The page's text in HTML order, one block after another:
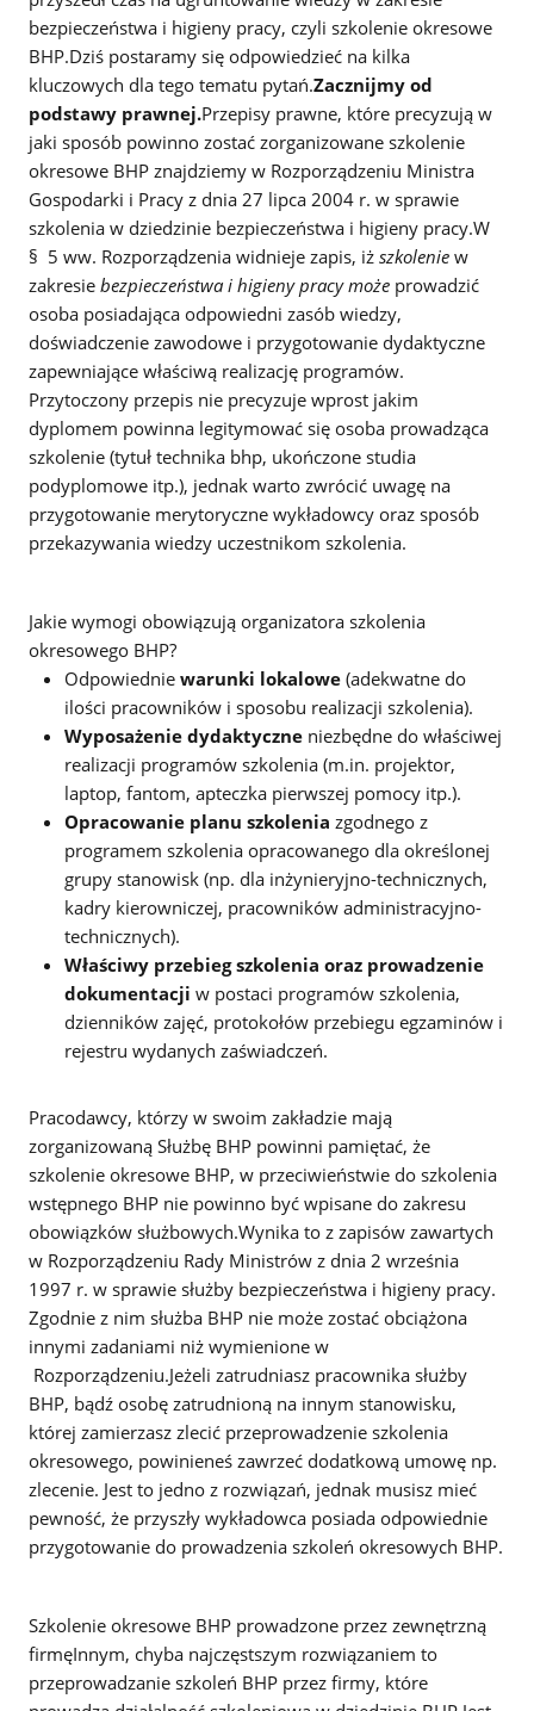
bezpieczeństwa i higieny pracy, czyli szkolenie okresowe
BHP.Dziś postaramy się odpowiedzieć na kilka
kluczowych dla tego tematu pytań.Zacznijmy od
podstawy prawnej.Przepisy prawne, które precyzują w
jaki sposób powinno zostać zorganizowane szkolenie
okresowe BHP znajdziemy w Rozporządzeniu Ministra
Gospodarki i Pracy z dnia 27 lipca 2004 r. w sprawie
szkolenia w dziedzinie bezpieczeństwa i higieny pracy.W
§ 5 ww. Rozporządzenia widnieje zapis, iż szkolenie w
zakresie bezpieczeństwa i higieny pracy może prowadzić
osoba posiadająca odpowiedni zasób wiedzy,
doświadczenie zawodowe i przygotowanie dydaktyczne
zapewniające właściwą realizację programów.
Przytoczony przepis nie precyzuje wprost jakim
dyplomem powinna legitymować się osoba prowadząca
szkolenie (tytuł technika bhp, ukończone studia
podyplomowe itp.), jednak warto zwrócić uwagę na
przygotowanie merytoryczne wykładowcy oraz sposób
przekazywania wiedzy uczestnikom szkolenia.
Jakie wymogi obowiązują organizatora szkolenia
okresowego BHP?
Odpowiednie warunki lokalowe (adekwatne do
ilości pracowników i sposobu realizacji szkolenia).
Wyposażenie dydaktyczne niezbędne do właściwej
realizacji programów szkolenia (m.in. projektor,
laptop, fantom, apteczka pierwszej pomocy itp.).
Opracowanie planu szkolenia zgodnego z
programem szkolenia opracowanego dla określonej
grupy stanowisk (np. dla inżynieryjno-technicznych,
kadry kierowniczej, pracowników administracyjno-
technicznych).
Właściwy przebieg szkolenia oraz prowadzenie
dokumentacji w postaci programów szkolenia,
dzienników zajęć, protokołów przebiegu egzaminów i
rejestru wydanych zaświadczeń.
Pracodawcy, którzy w swoim zakładzie mają
zorganizowaną Służbę BHP powinni pamiętać, że
szkolenie okresowe BHP, w przeciwieństwie do szkolenia
wstępnego BHP nie powinno być wpisane do zakresu
obowiązków służbowych.Wynika to z zapisów zawartych
w Rozporządzeniu Rady Ministrów z dnia 2 września
1997 r. w sprawie służby bezpieczeństwa i higieny pracy.
Zgodnie z nim służba BHP nie może zostać obciążona
innymi zadaniami niż wymienione w
Rozporządzeniu.Jeżeli zatrudniasz pracownika służby
BHP, bądź osobę zatrudnioną na innym stanowisku,
której zamierzasz zlecić przeprowadzenie szkolenia
okresowego, powinieneś zawrzeć dodatkową umowę np.
zlecenie. Jest to jedno z rozwiązań, jednak musisz mieć
pewność, że przyszły wykładowca posiada odpowiednie
przygotowanie do prowadzenia szkoleń okresowych BHP.
Szkolenie okresowe BHP prowadzone przez zewnętrzną
firmęInnym, chyba najczęstszym rozwiązaniem to
przeprowadzanie szkoleń BHP przez firmy, które